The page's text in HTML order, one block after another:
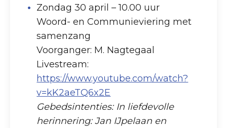
Zondag 30 april – 10.00 uur
Woord- en Communieviering met
samenzang
Voorganger: M. Nagtegaal
Livestream:
https://www.youtube.com/watch?
v=kK2aeTQ6x2E
Gebedsintenties: In liefdevolle
herinnering: Jan IJpelaan en